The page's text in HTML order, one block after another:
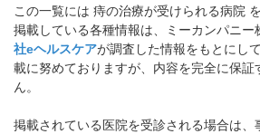
この一覧には 痔の治療が受けられる病院
掲載している各種情報は、ミーカンパニー
社eヘルスケアが調査した情報をもとにし
載に努めておりますが、内容を完全に保証
ん。
掲載されている医院を受診される場合は、